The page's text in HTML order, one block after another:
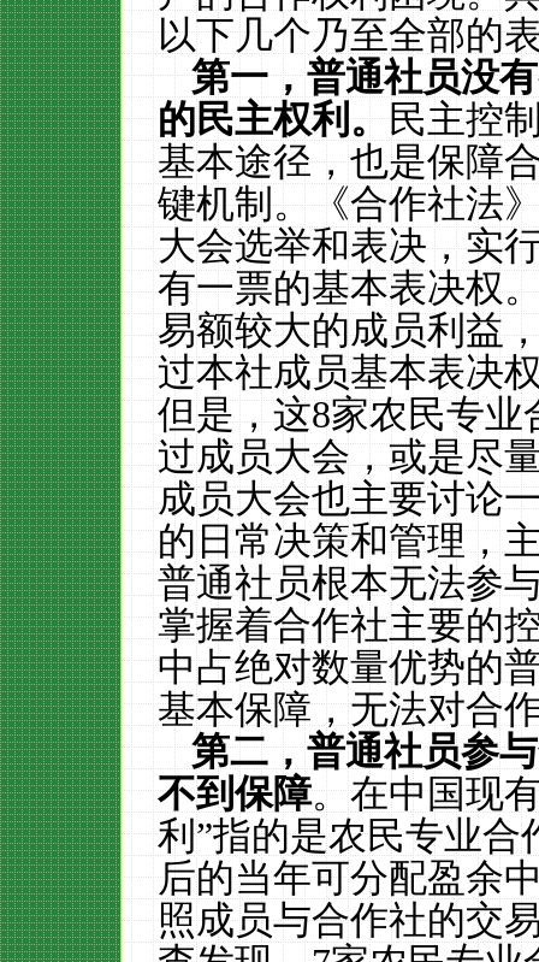
以下几个乃至全部的
第一，普通社员没
的民主权利。民主控
基本途径，也是保障
键机制。《合作社法
大会选举和表决，实
有一票的基本表决权
易额较大的成员利益
过本社成员基本表决
但是，这8家农民专业
过成员大会，或是尽
成员大会也主要讨论
的日常决策和管理，
普通社员根本无法参
掌握着合作社主要的
中占绝对数量优势的
基本保障，无法对合
第二，普通社员参
不到保障。在中国现
利”指的是农民专业
后的当年可分配盈余
照成员与合作社的交